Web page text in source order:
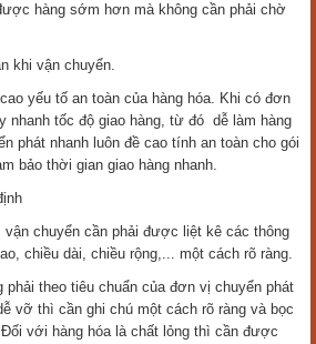
hàng sớm hơn mà không cần phải chờ
khi vận chuyển.
yếu tố an toàn của hàng hóa. Khi có đơn
nhanh tốc độ giao hàng, từ đó dễ làm hàng
phát nhanh luôn đề cao tính an toàn cho gói
bảo thời gian giao hàng nhanh.
chuyển cần phải được liệt kê các thông
chiều dài, chiều rộng,... một cách rõ ràng.
phải theo tiêu chuẩn của đơn vị chuyển phát
vỡ thì cần ghi chú một cách rõ ràng và bọc
với hàng hóa là chất lỏng thì cần được